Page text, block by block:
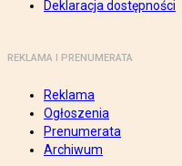
Deklaracja dostępności
REKLAMA I PRENUMERATA
Reklama
Ogłoszenia
Prenumerata
Archiwum